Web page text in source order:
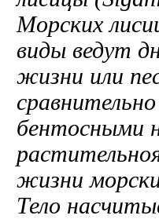
Морских
виды ведут
жизни или
бентосными
жизни
Тело